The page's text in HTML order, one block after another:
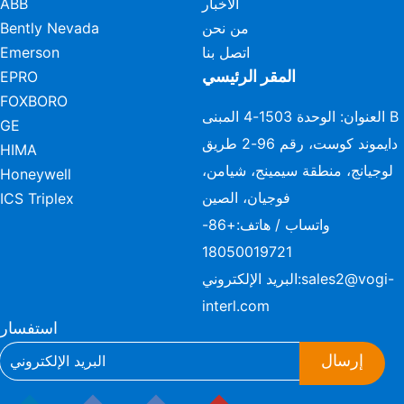
ABB
Bently Nevada
Emerson
EPRO
FOXBORO
GE
HIMA
Honeywell
ICS Triplex
الأخبار
من نحن
اتصل بنا
المقر الرئيسي
العنوان: الوحدة 1503-4 المبنى B
دايموند كوست، رقم 96-2 طريق
لوجيانج، منطقة سيمينج، شيامن،
فوجيان، الصين
واتساب / هاتف:
+86-
18050019721
البريد الإلكتروني:sales2@vogi-
interl.com
استفسار
إرسال